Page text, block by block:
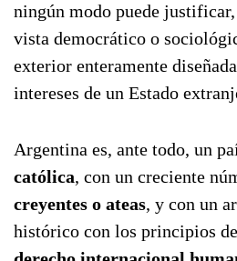
ningún modo puede
vista democrático o
exterior enteramente
intereses de un Estado
Argentina es, ante todo, un
católica, con un creciente
creyentes o ateas, y con un
histórico con los principios de